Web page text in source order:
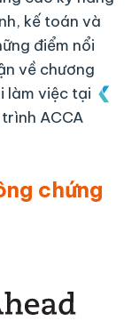
kế toán và
điểm nổi
về chương
làm việc tại
ACCA
chứng